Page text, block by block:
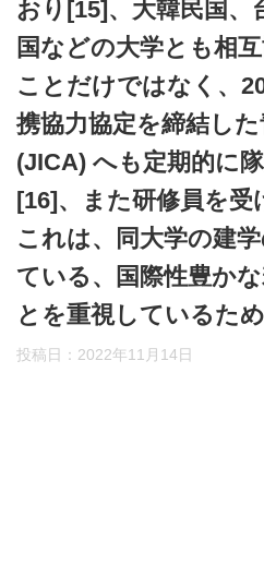
おり[15]、大韓民国、
国などの大学とも相
ことだけではなく、
携協力協定を締結し
(JICA) へも定期的に
[16]、また研修員を受
これは、同大学の建
ている、国際性豊か
とを重視しているため
投稿日： 2022年11月14日